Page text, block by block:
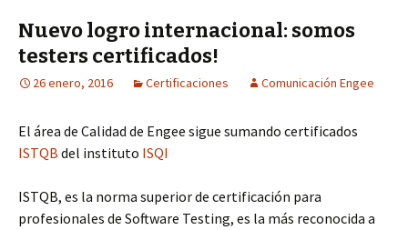
Nuevo logro internacional: somos
testers certificados!
26 enero, 2016 Certificaciones Comunicación Engee
El área de Calidad de Engee sigue sumando certificados
ISTQB del instituto ISQI
ISTQB, es la norma superior de certificación para
profesionales de Software Testing, es la más reconocida a